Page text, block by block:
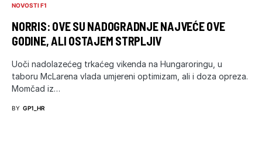
NOVOSTI F1
NORRIS: OVE SU NADOGRADNJE NAJVEĆE OVE
GODINE, ALI OSTAJEM STRPLJIV
Uoči nadolazećeg trkaćeg vikenda na Hungaroringu, u
taboru McLarena vlada umjereni optimizam, ali i doza opreza.
Momčad iz…
BY GP1_HR